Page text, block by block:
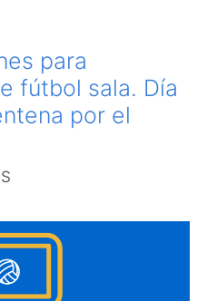
para
fútbol sala. Día
por el